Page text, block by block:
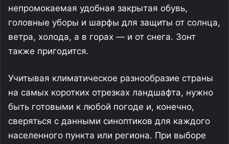
непромокаемая удобная закрытая обувь,
головные уборы и шарфы для защиты от солнца,
ветра, холода, а в горах — и от снега. Зонт
также пригодится.
Учитывая климатическое разнообразие страны
на самых коротких отрезках ландшафта, нужно
быть готовыми к любой погоде и, конечно,
сверяться с данными синоптиков для каждого
населенного пункта или региона. При выборе